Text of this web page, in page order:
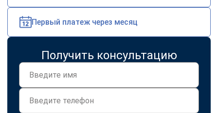
Первый платеж через месяц
Получить консультацию